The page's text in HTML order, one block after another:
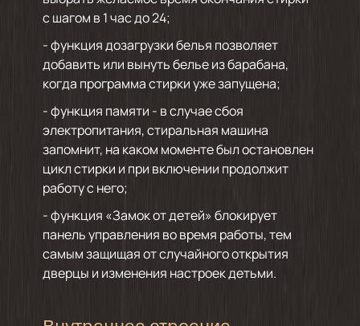
с шагом в 1 час до 24;
- функция дозагрузки белья позволяет
добавить или вынуть белье из барабана,
когда программа стирки уже запущена;
- функция памяти - в случае сбоя
электропитания, стиральная машина
запомнит, на каком моменте был остановлен
цикл стирки и при включении продолжит
работу с него;
- функция «Замок от детей» блокирует
панель управления во время работы, тем
самым защищая от случайного открытия
дверцы и изменения настроек детьми.